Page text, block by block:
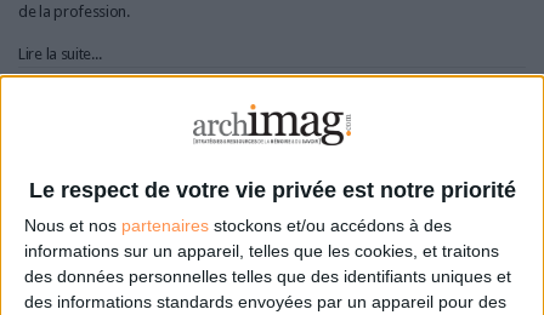
Le respect de votre vie privée est notre priorité
Nous et nos partenaires stockons et/ou accédons à des
informations sur un appareil, telles que les cookies, et traitons
des données personnelles telles que des identifiants uniques et
des informations standards envoyées par un appareil pour des
de la profession.
Lire la suite...
Le marketing en bibliothèque : une offre et des